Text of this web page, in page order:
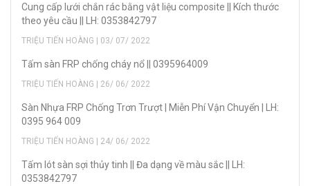
Cung cấp lưới chắn rác bằng vật liệu composite || Kích thước
theo yêu cầu || LH: 0353842797
TRIỆU TIẾN HOÀNG | 03/ 07/ 2022
Tấm sàn FRP chống cháy nổ || 0395964009
TRIỆU TIẾN HOÀNG | 26/ 06/ 2022
Sàn Nhựa FRP Chống Trơn Trượt | Miễn Phí Vận Chuyển | LH:
0395 964 009
TRIỆU TIẾN HOÀNG | 24/ 06/ 2022
Tấm lót sàn sợi thủy tinh || Đa dạng về màu sắc || LH:
0353842797